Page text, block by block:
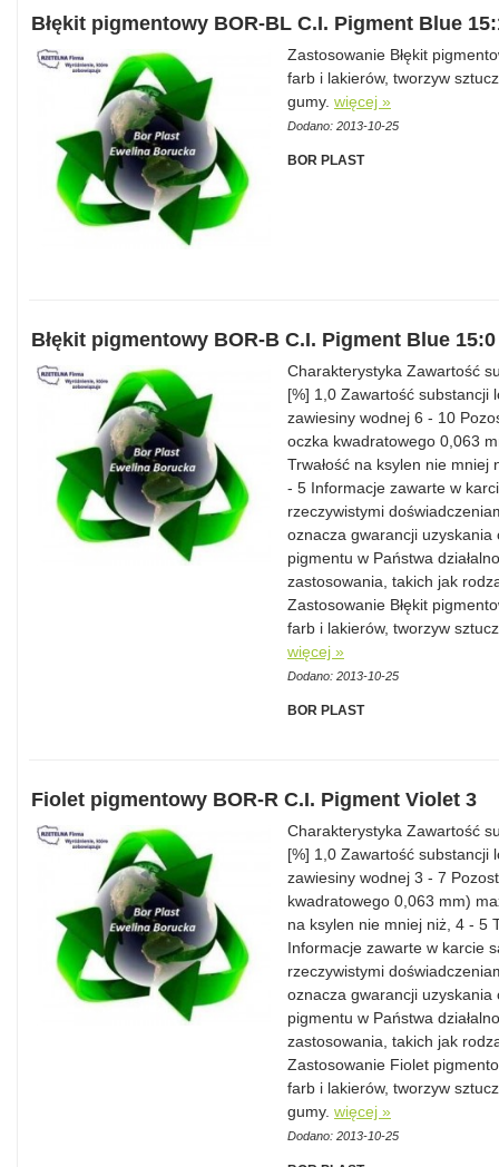
Błękit pigmentowy BOR-BL C.I. Pigment Blue
Zastosowanie Błękit
farb i lakierów, tworzyw
gumy. więcej »
Dodano: 2013-10-25
BOR PLAST
Błękit pigmentowy BOR-B C.I. Pigment Blue 15:0
Charakterystyka Zawartość
[%] 1,0 Zawartość substancji
zawiesiny wodnej 6 - 10
oczka kwadratowego 0,063
Trwałość na ksylen nie mniej
- 5 Informacje zawarte w
rzeczywistymi
oznacza gwarancji
pigmentu w Państwa
zastosowania, takich jak
Zastosowanie Błękit
farb i lakierów, tworzyw
więcej »
Dodano: 2013-10-25
BOR PLAST
Fiolet pigmentowy BOR-R C.I. Pigment Violet 3
Charakterystyka Zawartość
[%] 1,0 Zawartość substancji
zawiesiny wodnej 3 - 7
kwadratowego 0,063 mm)
na ksylen nie mniej niż, 4 - 5
Informacje zawarte w karcie
rzeczywistymi
oznacza gwarancji
pigmentu w Państwa
zastosowania, takich jak
Zastosowanie Fiolet
farb i lakierów, tworzyw
gumy. więcej »
Dodano: 2013-10-25